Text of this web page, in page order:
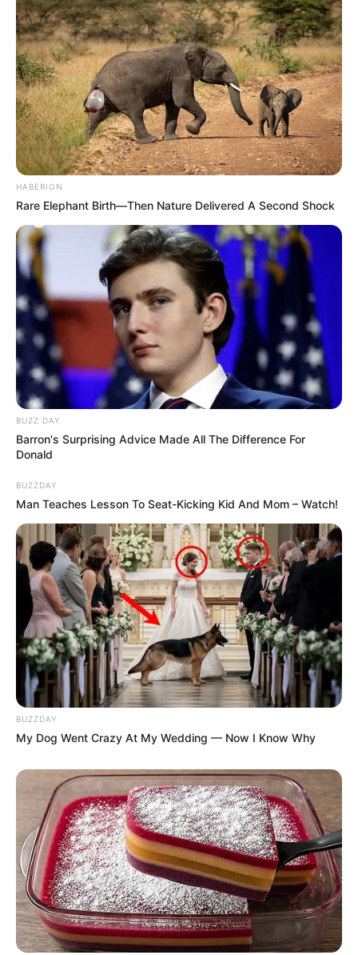
HABERION
Rare Elephant Birth—Then Nature Delivered A Second Shock
BUZZ DAY
Barron's Surprising Advice Made All The Difference For
Donald
BUZZDAY
Man Teaches Lesson To Seat-Kicking Kid And Mom – Watch!
BUZZDAY
My Dog Went Crazy At My Wedding — Now I Know Why